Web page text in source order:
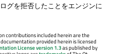
グを拒否したことをエンジンに
contributions included herein are the
provided herein is licensed
License version 1.3as published by